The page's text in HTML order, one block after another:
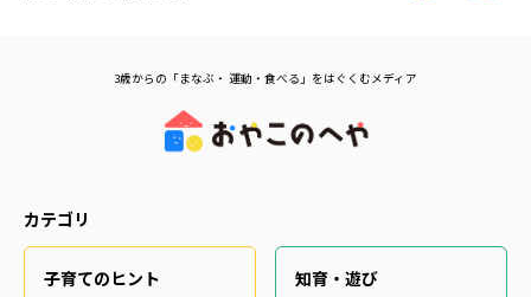
3歳からの「まなぶ・ 運動・食べる」をはぐくむメディア
カテゴリ
子育てのヒント 知育・遊び